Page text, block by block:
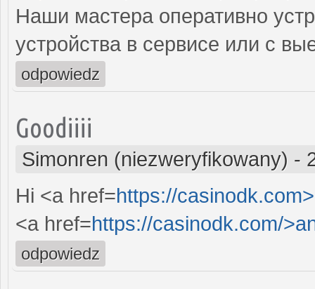
Наши мастера оперативно
устройства в сервисе или с
odpowiedz
Goodiiii
Simonren (niezweryfikowany) -
Hi <a href=https://
<a href=https://casinodk.com/
odpowiedz